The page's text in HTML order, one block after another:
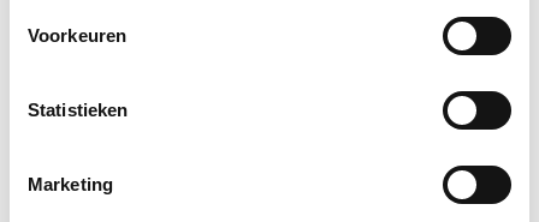
Voorkeuren
Statistieken
Marketing
4. Zijn onze doelen
ecologisch verantwoorde en sociaal
rechtvaardige resultaten te behalen, is een